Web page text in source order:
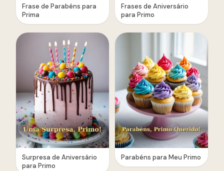
Frase de Parabéns para
Prima
Surpresa de Aniversário
para Primo
Frases de Aniversário
para Primo
Parabéns para Meu Primo